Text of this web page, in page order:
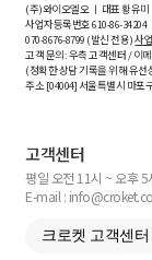
(주)와이오엘오 ㅣ 대표 황유미
사업자등록번호610-86-34204
070-8676-8799 (발신 전용)사
고객 문의: 우측 고객센터 / 이
(정확한 상담 기록을 위해 유
주소 [04004] 서울특별시 마포
고객센터
평일 오전 11시 ~ 오후
E-mail :
크로켓 고객센터